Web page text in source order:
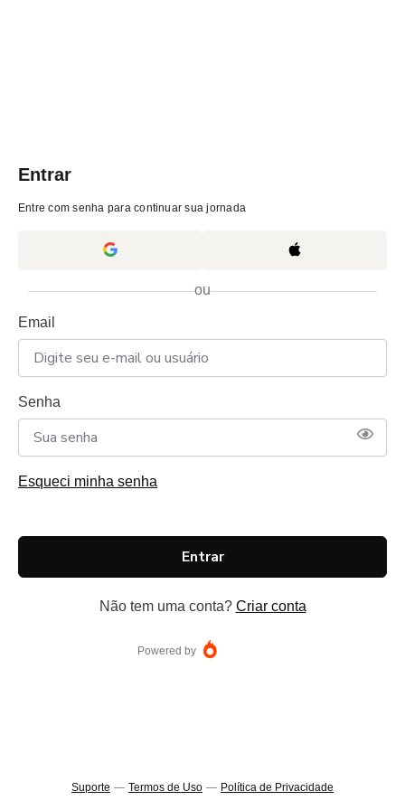
Entrar
Entre com senha para continuar sua jornada
ou
Email
Senha
Esqueci minha senha
Entrar
Não tem uma conta? Criar conta
Powered by
Suporte — Termos de Uso — Política de Privacidade